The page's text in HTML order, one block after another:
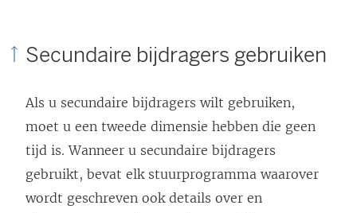
Secundaire bijdragers gebruiken
Als u secundaire bijdragers wilt gebruiken,
moet u een tweede dimensie hebben die geen
tijd is. Wanneer u secundaire bijdragers
gebruikt, bevat elk stuurprogramma waarover
wordt geschreven ook details over en